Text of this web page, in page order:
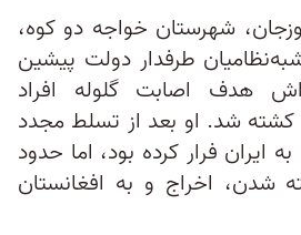
شهرستان خواجه دو کوه،
طرفدار دولت پیشین
هدف اصابت گلوله افراد
شد. او بعد از تسلط مجدد
ایران فرار کرده بود، اما حدود
شدن، اخراج و به افغانستان